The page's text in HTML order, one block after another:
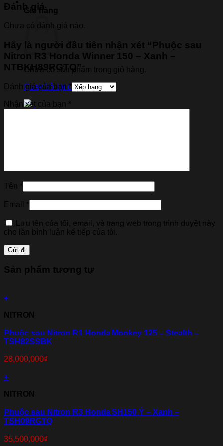
Giỏ hàng
Chưa có sản phẩm trong giỏ hàng.
Quay trở lại cửa hàng
Đánh giá
Chưa có đánh giá nào.
Hãy là người đầu tiên nhận xét “Phuộc sau
Nitron R3 Honda Winner 150 – Xanh –
NTBKH89RGTQ”
Đánh giá của bạn*
Nhận xét của bạn *
Tên *
Email *
Lưu tên của tôi, email, và trang web trong trình duyệt này
cho lần bình luận kế tiếp của tôi.
Sản phẩm tương tự
+
NITRON
Phuộc sau Nitron R1 Honda Monkey 125 – Stealth –
TSH82SSBK
28,000,000₫
+
NITRON
Phuộc sau Nitron R3 Honda SH150 Ý – Xanh –
TSH09RGTQ
35,500,000₫